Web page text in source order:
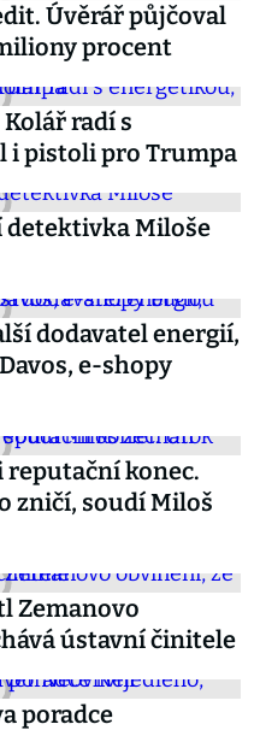
Úvěrář půjčoval
procent
radí s
i pistoli pro Trumpa
detektivka Miloše
dodavatel energií,
e-shopy
konec.
zničí, soudí Miloš
Zemanovo
ústavní činitele
poradce